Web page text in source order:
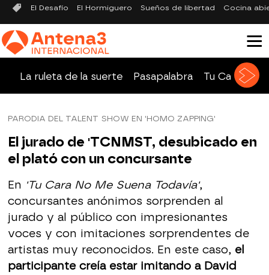
El Desafío El Hormiguero Sueños de libertad Cocina
La ruleta de la suerte Pasapalabra Tu Cara Me
PARODIA DEL TALENT SHOW EN 'HOMO ZAPPING'
El jurado de 'TCNMST, desubicado en
el plató con un concursante
En 'Tu Cara No Me Suena Todavía',
concursantes anónimos sorprenden al
jurado y al público con impresionantes
voces y con imitaciones sorprendentes de
artistas muy reconocidos. En este caso, el
participante creía estar imitando a David